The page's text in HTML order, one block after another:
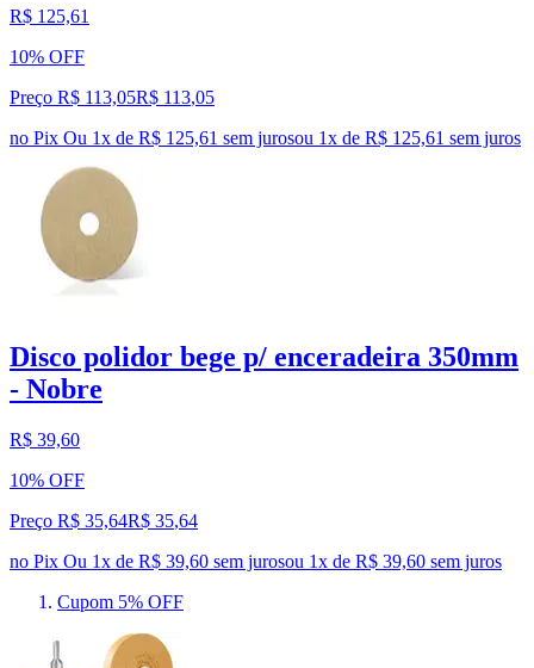
R$ 125,61
10% OFF
Preço R$ 113,05R$ 113,05
no Pix Ou 1x de R$ 125,61 sem jurosou 1x de R$ 125,61 sem juros
Disco polidor bege p/ enceradeira 350mm
- Nobre
R$ 39,60
10% OFF
Preço R$ 35,64R$ 35,64
no Pix Ou 1x de R$ 39,60 sem jurosou 1x de R$ 39,60 sem juros
Cupom 5% OFF